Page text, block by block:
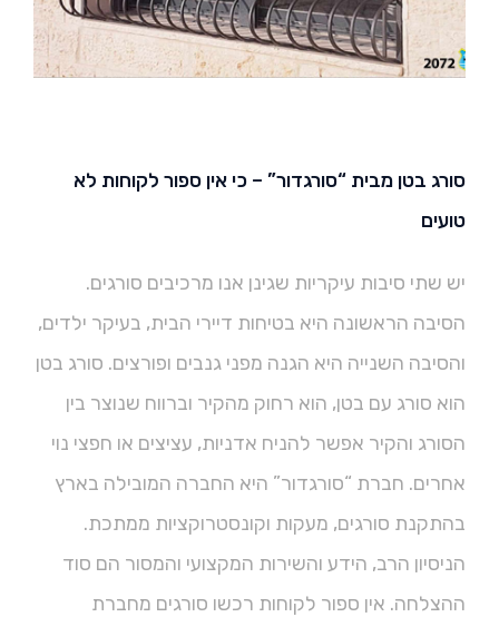
סורג בטן מבית “סורגדור” – כי אין ספור לקוחות לא
טועים
יש שתי סיבות עיקריות שגינן אנו מרכיבים סורגים.
הסיבה הראשונה היא בטיחות דיירי הבית, בעיקר ילדים,
והסיבה השנייה היא הגנה מפני גנבים ופורצים. סורג בטן
הוא סורג עם בטן, הוא רחוק מהקיר וברווח שנוצר בין
הסורג והקיר אפשר להניח אדניות, עציצים או חפצי נוי
אחרים. חברת “סורגדור” היא החברה המובילה בארץ
בהתקנת סורגים, מעקות וקונסטרוקציות ממתכת.
הניסיון הרב, הידע והשירות המקצועי והמסור הם סוד
ההצלחה. אין ספור לקוחות רכשו סורגים מחברת